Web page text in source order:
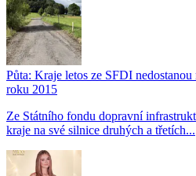
Půta: Kraje letos ze SFDI
roku 2015
Ze Státního fondu dopravní
kraje na své silnice druhých a třetích...